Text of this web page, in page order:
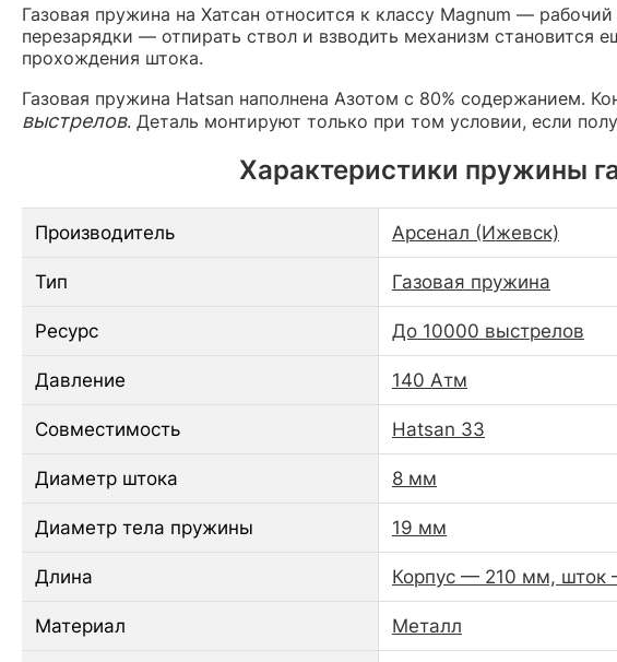
Газовая пружина на Хатсан относится к классу Magnum — рабочий
перезарядки — отпирать ствол и взводить механизм становится
прохождения штока.
Газовая пружина Hatsan наполнена Азотом с 80% содержанием.
выстрелов. Деталь монтируют только при том условии, если
Характеристики пружины
Производитель Арсенал (Ижевск)
Тип Газовая пружина
Ресурс До 10000 выстрелов
Давление 140 Атм
Совместимость Hatsan 33
Диаметр штока 8 мм
Диаметр тела пружины 19 мм
Длина Корпус — 210 мм, шток
Материал Металл